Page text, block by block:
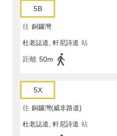
5B
往 銅鑼灣
杜老誌道, 軒尼詩道 站
距離 50m
5X
往 銅鑼灣(威非路道)
杜老誌道, 軒尼詩道 站